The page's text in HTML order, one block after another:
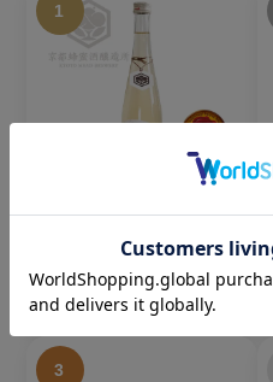
1
ド）｜京都蜂蜜酒醸造
3,850円
3